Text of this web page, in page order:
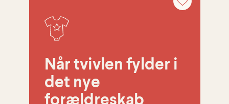
Når tvivlen fylder i
det nye
forældreskab